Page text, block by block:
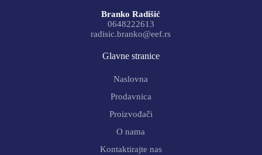
Branko Radišić
0648222613
radisic.branko@eef.rs
Glavne stranice
Naslovna
Prodavnica
Proizvođači
O nama
Kontaktirajte nas